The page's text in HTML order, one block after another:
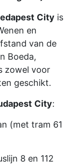
City is
en
van de
Boeda,
zowel voor
geschikt.
City:
(met tram 61
8 en 112